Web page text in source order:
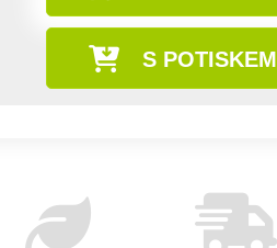
S POTISKEM